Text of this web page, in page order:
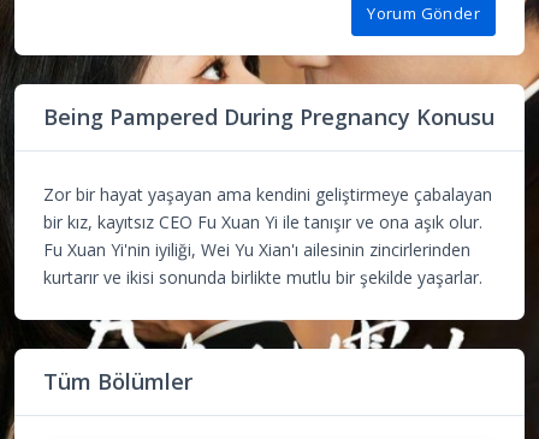
Yorum Gönder
Being Pampered During Pregnancy Konusu
Zor bir hayat yaşayan ama kendini geliştirmeye çabalayan
bir kız, kayıtsız CEO Fu Xuan Yi ile tanışır ve ona aşık olur.
Fu Xuan Yi'nin iyiliği, Wei Yu Xian'ı ailesinin zincirlerinden
kurtarır ve ikisi sonunda birlikte mutlu bir şekilde yaşarlar.
Tüm Bölümler